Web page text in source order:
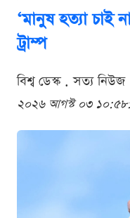
‘মানুষ হত্যা চাই
ট্রাম্প
বিশ্ব ডেস্ক . সত্য নিউজ
২০২৬ আগস্ট ০৩